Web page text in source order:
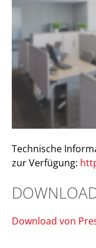
Technische
zur Verfügung:
Download von